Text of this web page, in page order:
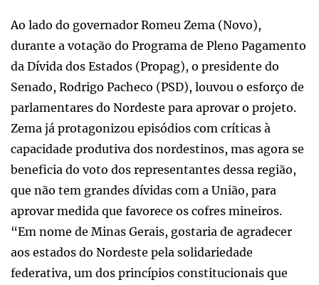
Ao lado do governador Romeu Zema (Novo),
durante a votação do Programa de Pleno Pagamento
da Dívida dos Estados (Propag), o presidente do
Senado, Rodrigo Pacheco (PSD), louvou o esforço de
parlamentares do Nordeste para aprovar o projeto.
Zema já protagonizou episódios com críticas à
capacidade produtiva dos nordestinos, mas agora se
beneficia do voto dos representantes dessa região,
que não tem grandes dívidas com a União, para
aprovar medida que favorece os cofres mineiros.
“Em nome de Minas Gerais, gostaria de agradecer
aos estados do Nordeste pela solidariedade
federativa, um dos princípios constitucionais que